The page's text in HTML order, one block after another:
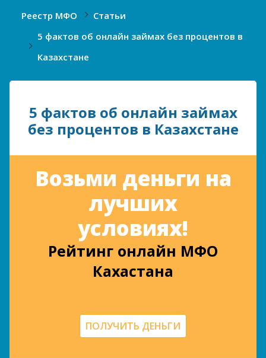
Реестр МФО
Статьи
5 фактов об онлайн займах без процентов в
Казахстане
5 фактов об онлайн займах
без процентов в Казахстане
Возьми деньги на
лучших
условиях!
Рейтинг онлайн МФО
Кахастана
ПОЛУЧИТЬ ДЕНЬГИ